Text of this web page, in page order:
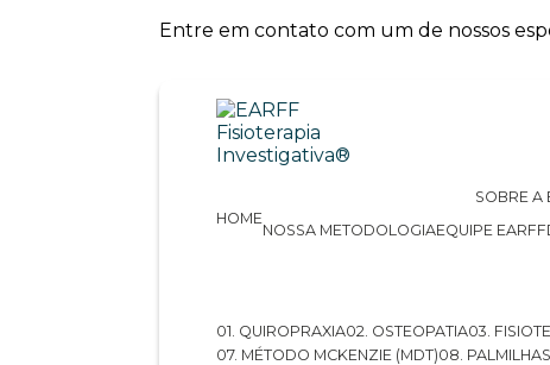
Entre em contato com um de nossos
HOME
SOBRE
NOSSA METODOLOGIA EQUIPE EARFF
01. QUIROPRAXIA
02. OSTEOPATIA 03.
07. MÉTODO MCKENZIE (MDT)
08.